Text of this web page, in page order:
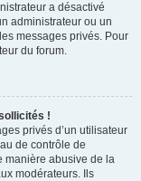
a désactivé
administrateur ou un
messages privés. Pour
du forum.
!
privés d’un utilisateur
de contrôle de
manière abusive de la
modérateurs. Ils